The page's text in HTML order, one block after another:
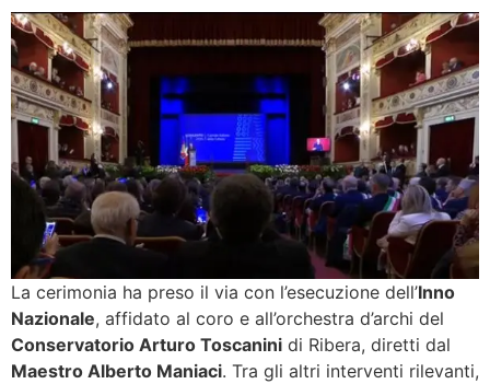
La cerimonia ha preso il via con l’esecuzione dell’Inno
Nazionale, affidato al coro e all’orchestra d’archi del
Conservatorio Arturo Toscanini di Ribera, diretti dal
Maestro Alberto Maniaci. Tra gli altri interventi rilevanti,